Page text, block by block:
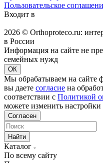
Пользовательское
Входит в
2026 © Orthoproteco.ru:
в России
Информация на сайте не
семейных нужд
ОК
Мы обрабатываем на сайте
вы даете согласие на
соответствии с Политикой
можете изменить настройки
Согласен
Найти
Каталог
По всему сайту